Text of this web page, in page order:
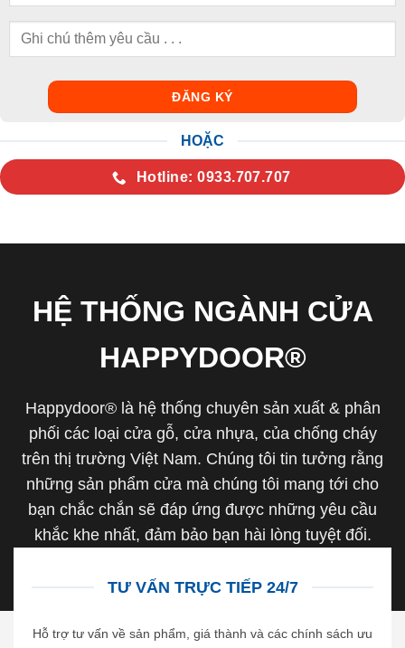
HOẶC
Hotline: 0933.707.707
HỆ THỐNG NGÀNH CỬA
HAPPYDOOR®
Happydoor® là hệ thống chuyên sản xuất & phân
phối các loại cửa gỗ, cửa nhựa, của chống cháy
trên thị trường Việt Nam. Chúng tôi tin tưởng rằng
những sản phẩm cửa mà chúng tôi mang tới cho
bạn chắc chắn sẽ đáp ứng được những yêu cầu
khắc khe nhất, đảm bảo bạn hài lòng tuyệt đối.
TƯ VẤN TRỰC TIẾP 24/7
Hỗ trợ tư vấn về sản phẩm, giá thành và các chính sách ưu